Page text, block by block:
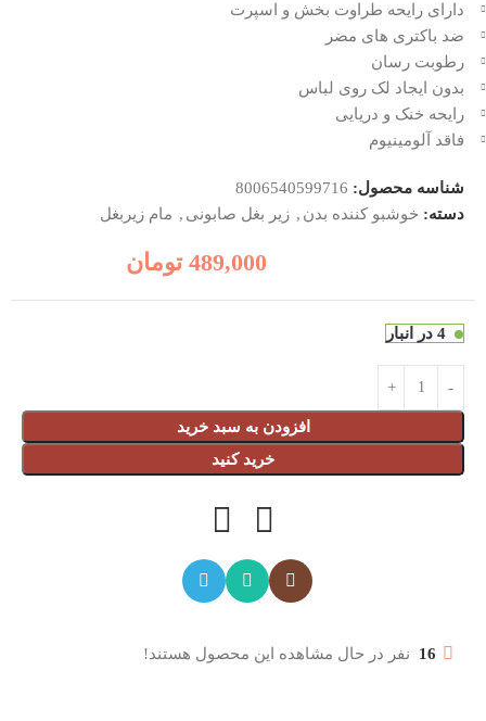
دارای رایحه طراوت بخش و اسپرت
ضد باکتری های مضر
رطوبت رسان
بدون ایجاد لک روی لباس
رایحه خنک و دریایی
فاقد آلومینیوم
شناسه محصول: 8006540599716
دسته: خوشبو کننده بدن , زیر بغل صابونی , مام زیربغل
489,000 تومان
4 در انبار
افزودن به سبد خرید
خرید کنید
16 نفر در حال مشاهده این محصول هستند!